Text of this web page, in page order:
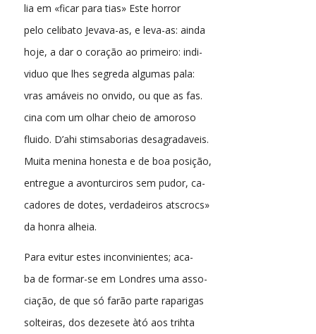
lia em «ficar para tias» Este horror
pelo celibato Jevava-as, e leva-as: ainda
hoje, a dar o coração ao primeiro: indi-
viduo que lhes segreda algumas pala:
vras amáveis no onvido, ou que as fas.
cina com um olhar cheio de amoroso
fluido. D’ahi stimsaborias desagradaveis.
Muita menina honesta e de boa posição,
entregue a avonturciros sem pudor, ca-
cadores de dotes, verdadeiros atscrocs»
da honra alheia.
Para evitur estes inconvinientes; aca-
ba de formar-se em Londres uma asso-
ciação, de que só farão parte raparigas
solteiras, dos dezesete àtó aos trihta